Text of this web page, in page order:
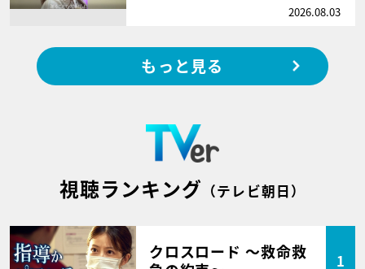
2026.08.03
もっと見る
視聴ランキング （テレビ朝日）
クロスロード ～救命救
1